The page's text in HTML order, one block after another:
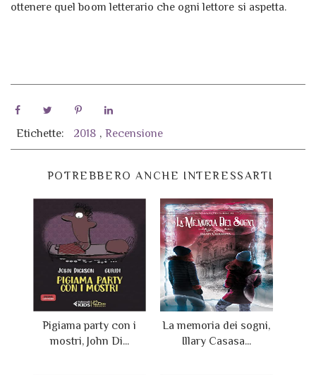
ottenere quel boom letterario che ogni lettore si aspetta.
Etichette: 2018 , Recensione
POTREBBERO ANCHE INTERESSARTI
Pigiama party con i
mostri, John Di...
La memoria dei sogni,
Illary Casasa...